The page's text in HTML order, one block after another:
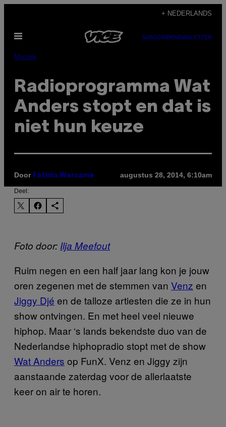
de
inhoud
+ NEDERLANDS
Open
SUBSCRIBENEWSLETTER
Muziek
Radioprogramma Wat
Anders stopt en dat is
niet hun keuze
Door Fatima Warsame augustus 28, 2014, 6:10am
Deel:
Foto door: Ilja Meefout
Ruim negen en een half jaar lang kon je jouw
oren zegenen met de stemmen van Venz en
Jiggy Djé en de talloze artiesten die ze in hun
show ontvingen. En met heel veel nieuwe
hiphop. Maar ‘s lands bekendste duo van de
Nederlandse hiphopradio stopt met de show
Wat Anders op FunX. Venz en Jiggy zijn
aanstaande zaterdag voor de allerlaatste
keer on air te horen.